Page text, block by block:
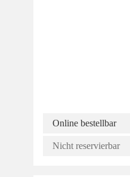
Online bestellbar
Nicht reservierbar